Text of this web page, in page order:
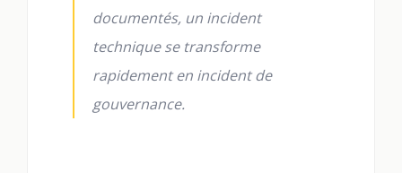
documentés, un incident
technique se transforme
rapidement en incident de
gouvernance.